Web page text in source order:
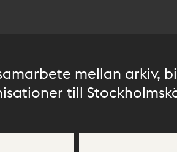
mellan arkiv,
till